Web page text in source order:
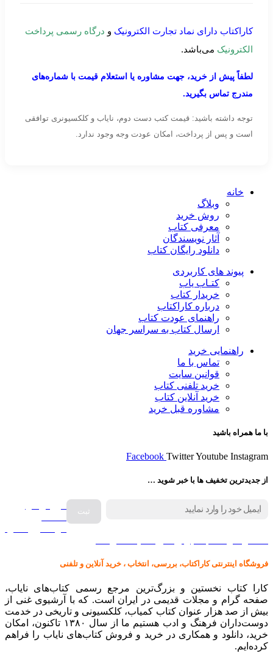
کاراکتاب دارای نماد تجارت الکترونیک و درگاه رسمی پرداخت
الکترونیک می‌باشد.
لطفاً پیش از خرید، جهت مشاوره یا استعلام قیمت با شماره‌های
مندرج تماس بگیرید.
توجه داشته باشید: قیمت کتب دست دوم، نایاب و کلکسیونری توافقی
است و پس از پرداخت، امکان عودت وجه وجود ندارد.
خانه
وبلاگ
روش خرید
معرفی کتاب
آثار نویسندگان
دانلود رایگان کتاب
پیوند های کاربردی
کتـاب یاب
خریدار کتاب
درباره کاراکتاب
راهنمای عودت کتاب
ارسال کتاب به سراسر جهان
راهنمایی خرید
تماس با ما
قوانین سایت
خرید تلفنی کتاب
خرید آنلاین کتاب
مشاوره قبل خرید
با ما همراه باشید
Facebook TwitterYoutube Instagram
از جدیدترین تخفیف ها با خبر شوید …
فروش انواع
فروشگاه اینترنتی کاراکتاب، بررسی، انتخاب ، خرید آنلاین و تلفنی
کارا کتاب نخستین و بزرگ‌ترین مرجع رسمی کتاب‌های نایاب،
صفحه گرام و مجلات قدیمی در ایران است. که با آرشیوی غنی از
بیش از صد هزار عنوان کتاب کمیاب، کلکسیونی و تاریخی در خدمت
دوست‌داران فرهنگ و ادب هستیم ما از سال ۱۳۸۰ تاکنون، امکان
خرید، دانلود و همکاری در خرید و فروش کتاب‌های نایاب را فراهم
کرده‌ایم.